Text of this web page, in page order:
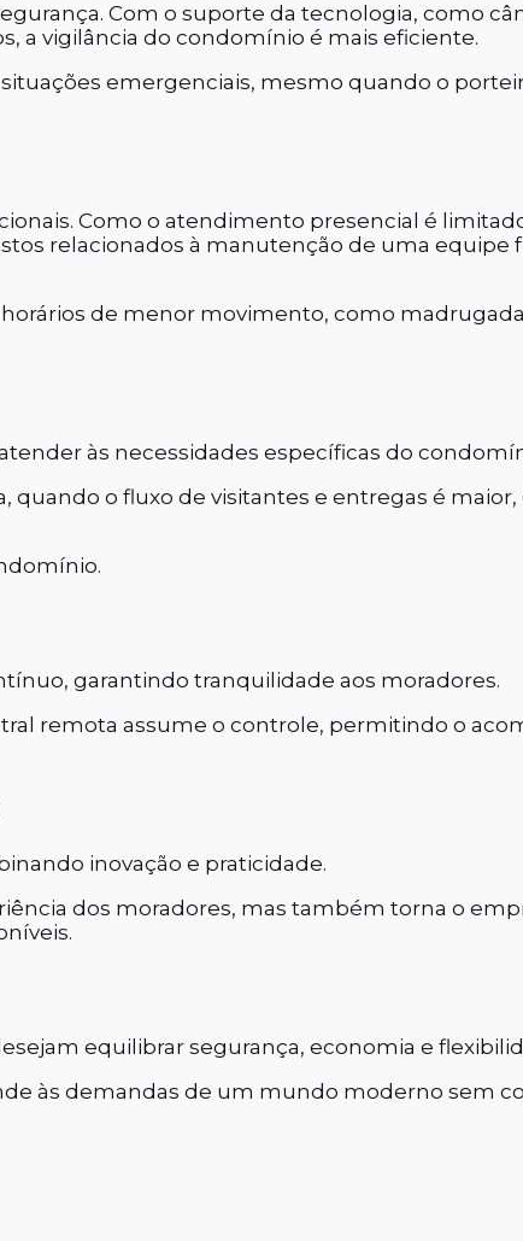
Com o suporte da tecnologia, como
a vigilância do condomínio é mais eficiente.
emergenciais, mesmo quando o
Como o atendimento presencial é
relacionados à manutenção de uma equipe
de menor movimento, como
às necessidades específicas do
quando o fluxo de visitantes e entregas é maior,
garantindo tranquilidade aos moradores.
remota assume o controle, permitindo o
inovação e praticidade.
dos moradores, mas também torna o
equilibrar segurança, economia e
às demandas de um mundo moderno sem